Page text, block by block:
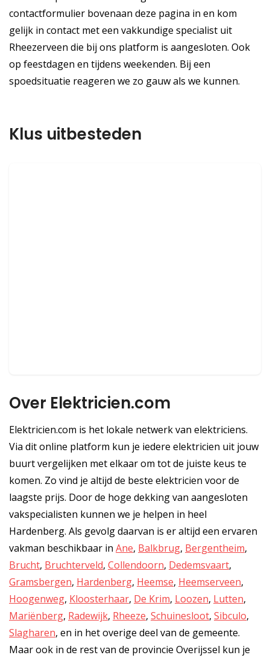
contactformulier bovenaan deze pagina in en kom
gelijk in contact met een vakkundige specialist uit
Rheezerveen die bij ons platform is aangesloten. Ook
op feestdagen en tijdens weekenden. Bij een
spoedsituatie reageren we zo gauw als we kunnen.
Klus uitbesteden
Over Elektricien.com
Elektricien.com is het lokale netwerk van elektriciens.
Via dit online platform kun je iedere elektricien uit jouw
buurt vergelijken met elkaar om tot de juiste keus te
komen. Zo vind je altijd de beste elektricien voor de
laagste prijs. Door de hoge dekking van aangesloten
vakspecialisten kunnen we je helpen in heel
Hardenberg. Als gevolg daarvan is er altijd een ervaren
vakman beschikbaar in Ane, Balkbrug, Bergentheim,
Brucht, Bruchterveld, Collendoorn, Dedemsvaart,
Gramsbergen, Hardenberg, Heemse, Heemserveen,
Hoogenweg, Kloosterhaar, De Krim, Loozen, Lutten,
Mariënberg, Radewijk, Rheeze, Schuinesloot, Sibculo,
Slagharen, en in het overige deel van de gemeente.
Maar ook in de rest van de provincie Overijssel kun je